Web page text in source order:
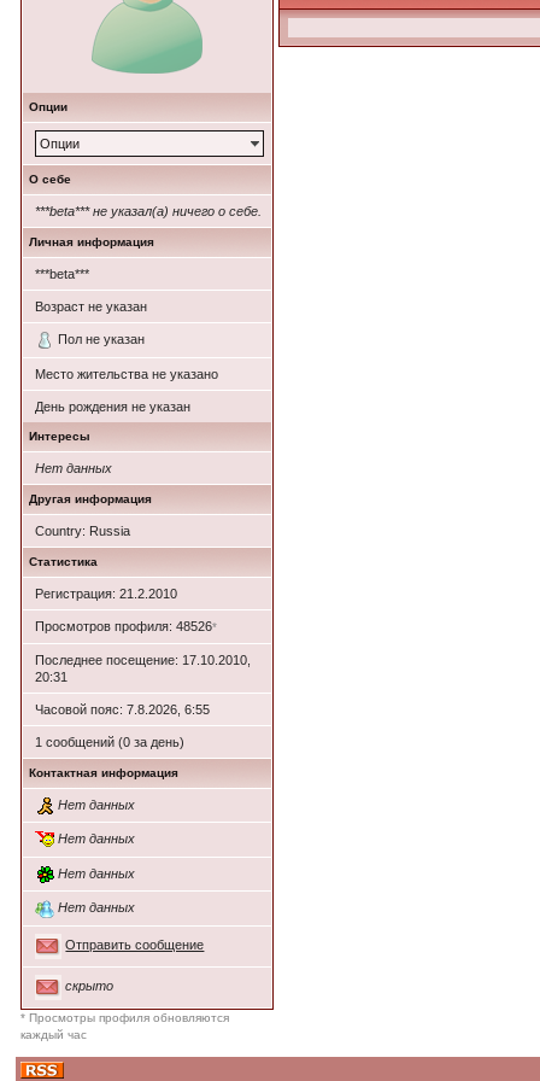
Опции
Опции
О себе
***beta*** не указал(а) ничего о себе.
Личная информация
***beta***
Возраст не указан
Пол не указан
Место жительства не указано
День рождения не указан
Интересы
Нет данных
Другая информация
Country: Russia
Статистика
Регистрация: 21.2.2010
Просмотров профиля: 48526*
Последнее посещение: 17.10.2010,
20:31
Часовой пояс: 7.8.2026, 6:55
1 сообщений (0 за день)
Контактная информация
Нет данных
Нет данных
Нет данных
Нет данных
Отправить сообщение
скрыто
* Просмотры профиля обновляются
каждый час